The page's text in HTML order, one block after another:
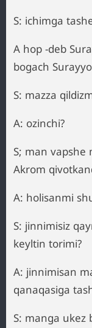
S: ichimga
A hop -deb
bogach
S: mazza
A: ozinchi?
S; man vapshe
Akrom
A: holisanmi
S: jinnimisiz
keyltin torimi?
A: jinnimisan
qanaqasiga
S: manga ukez